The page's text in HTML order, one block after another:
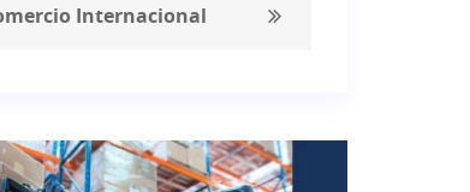
Internacional